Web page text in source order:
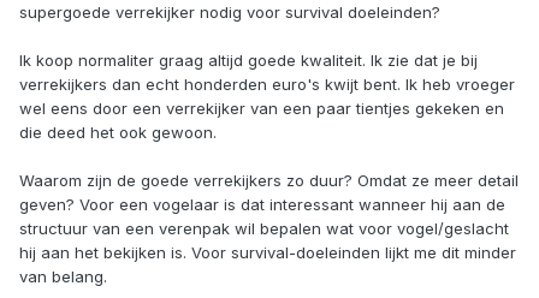
supergoede verrekijker nodig voor survival doeleinden?
Ik koop normaliter graag altijd goede kwaliteit. Ik zie dat je bij
verrekijkers dan echt honderden euro's kwijt bent. Ik heb vroeger
wel eens door een verrekijker van een paar tientjes gekeken en
die deed het ook gewoon.
Waarom zijn de goede verrekijkers zo duur? Omdat ze meer detail
geven? Voor een vogelaar is dat interessant wanneer hij aan de
structuur van een verenpak wil bepalen wat voor vogel/geslacht
hij aan het bekijken is. Voor survival-doeleinden lijkt me dit minder
van belang.